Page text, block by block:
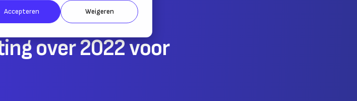
Accepteren Weigeren
over 2022 voor